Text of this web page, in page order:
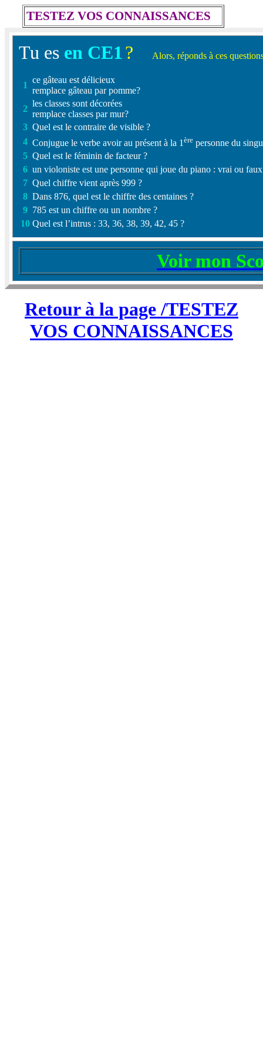
TESTEZ VOS CONNAISSANCES
Tu es en CE1? Alors, réponds à ces
1
ce gâteau est délicieux
remplace gâteau par pomme?
2
les classes sont décorées
remplace classes par mur?
3 Quel est le contraire de visible ?
4 Conjugue le verbe avoir au présent à la 1 ère personne du
5 Quel est le féminin de facteur ?
6 un violoniste est une personne qui joue du piano : vrai ou
7 Quel chiffre vient après 999 ?
8 Dans 876, quel est le chiffre des centaines ?
9 785 est un chiffre ou un nombre ?
10 Quel est l’intrus : 33, 36, 38, 39, 42, 45 ?
Voir mon
Retour à la page /TESTEZ
VOS CONNAISSANCES